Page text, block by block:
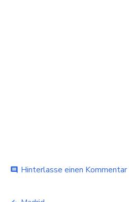
comment Hinterlasse einen Kommentar